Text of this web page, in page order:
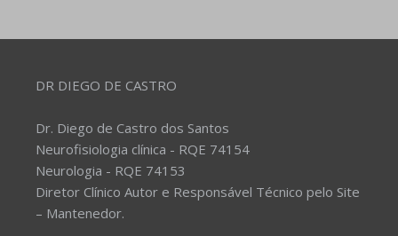
DR DIEGO DE CASTRO
Dr. Diego de Castro dos Santos
Neurofisiologia clínica - RQE 74154
Neurologia - RQE 74153
Diretor Clínico Autor e Responsável Técnico pelo Site
– Mantenedor.